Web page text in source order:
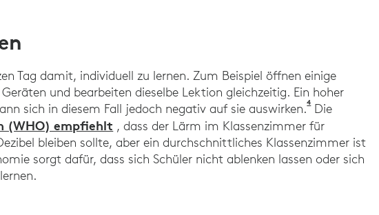
Tag damit, individuell zu lernen. Zum Beispiel öffnen einige
und bearbeiten dieselbe Lektion gleichzeitig. Ein hoher
sich in diesem Fall jedoch negativ auf sie auswirken.4Schild, B;
Die
(WHO) empfiehlt , dass der Lärm im Klassenzimmer für
bleiben sollte, aber ein durchschnittliches Klassenzimmer ist
sorgt dafür, dass sich Schüler nicht ablenken lassen oder sich